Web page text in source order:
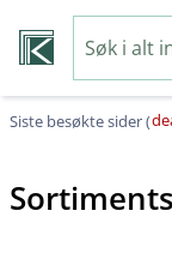
Siste besøkte sider (